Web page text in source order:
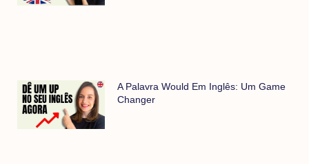
A Palavra Would Em Inglês: Um Game
Changer